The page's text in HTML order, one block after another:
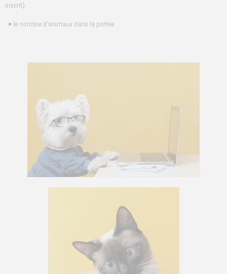
inscrit)
• le nombre d'animaux dans la portée